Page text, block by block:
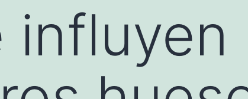
influyen